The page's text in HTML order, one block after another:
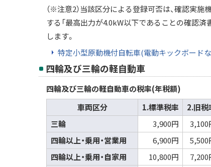
（※注意2）当該区分による登録可否は、確認実
する「最高出力が4.0kW以下であることの確認
します。
特定小型原動機付自転車(電動キックボード
四輪及び三輪の軽自動車
四輪及び三輪の軽自動車の税率(年税額)
車両区分
1.標準税率 2.旧税
三輪
3,900円 3,100
四輪以上・乗用・営業用
6,900円 5,500
四輪以上・乗用・自家用
10,800円 7,200